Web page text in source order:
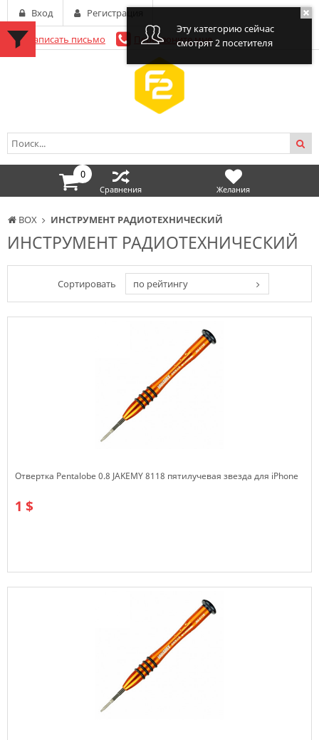
BOX ИНСТРУМЕНТ РАДИОТЕХНИЧЕСКИЙ
ИНСТРУМЕНТ РАДИОТЕХНИЧЕСКИЙ
Сортировать по рейтингу
Отвертка Pentalobe 0.8 JAKEMY 8118 пятилучевая звезда для iPhone
1 $
Написать письмо Перезвоните мне
Вход Регистрация
0
Сравнения Желания
Эту категорию сейчас
смотрят 2 посетителя